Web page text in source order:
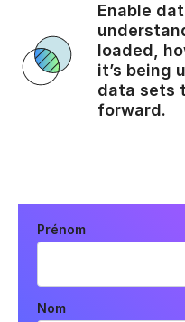
Enable
loaded,
it’s being
data sets
forward.
Prénom
Nom